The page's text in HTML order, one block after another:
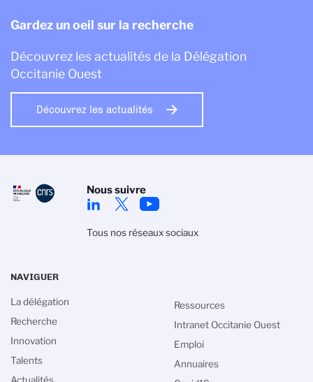
Gardez un oeil sur la recherche
Découvrez les actualités de la Délégation
Occitanie Ouest
Découvrez les actualités
Nous suivre
Tous nos réseaux sociaux
NAVIGUER
La délégation
Recherche
Innovation
Talents
Actualités
Ressources
Intranet Occitanie Ouest
Emploi
Annuaires